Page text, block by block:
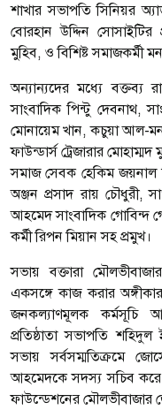
শাখার সভাপতি সিনিয়র
বোরহান উদ্দিন সোসাইটির
মুহিব, ও বিশিষ্ট সমাজকর্মী
অন্যান্যদের মধ্যে
সাংবাদিক পিন্টু দেবনাথ,
মোনায়েম খান, কচুয়া আল-
ফাউন্ডার্স ট্রেজারার
সমাজ সেবক হেকিম জয়নাল
অঞ্জন প্রসাদ রায় চৌধুরী,
আহমেদ সাংবাদিক গোবিন্দ
কর্মী রিপন মিয়ান সহ প্রমুখ।
সভায় বক্তারা
একসঙ্গে কাজ করার
জনকল্যাণমূলক কর্মসূচি
প্রতিষ্ঠাতা সভাপতি
সভায় সর্বসম্মতিক্রমে
আহমেদকে সদস্য সচিব করে
ফাউন্ডেশনের মৌলভীবাজার